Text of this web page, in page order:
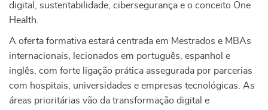
digital, sustentabilidade, cibersegurança e o conceito One
Health.
A oferta formativa estará centrada em Mestrados e MBAs
internacionais, lecionados em português, espanhol e
inglês, com forte ligação prática assegurada por parcerias
com hospitais, universidades e empresas tecnológicas. As
áreas prioritárias vão da transformação digital e